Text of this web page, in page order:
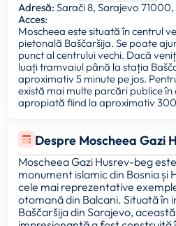
Despre Moscheea Gazi
Moscheea Gazi Husrev-beg
monument islamic din Bosnia și
cele mai reprezentative
otomană din Balcani. Situată în
Baščaršija din Sarajevo,
Adresă: Sarači 8, Sarajevo
Acces:
Moscheea este situată în centrul
pietonală Baščaršija. Se poate
punct al centrului vechi. Dacă
luați tramvaiul până la stația
aproximativ 5 minute pe jos.
există mai multe parcări publice
apropiată fiind la aproximativ